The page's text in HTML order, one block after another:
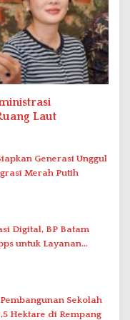
Laut
Generasi Unggul
Merah Putih
Digital, BP Batam
untuk Layanan
Sekolah
Hektare di Rempang